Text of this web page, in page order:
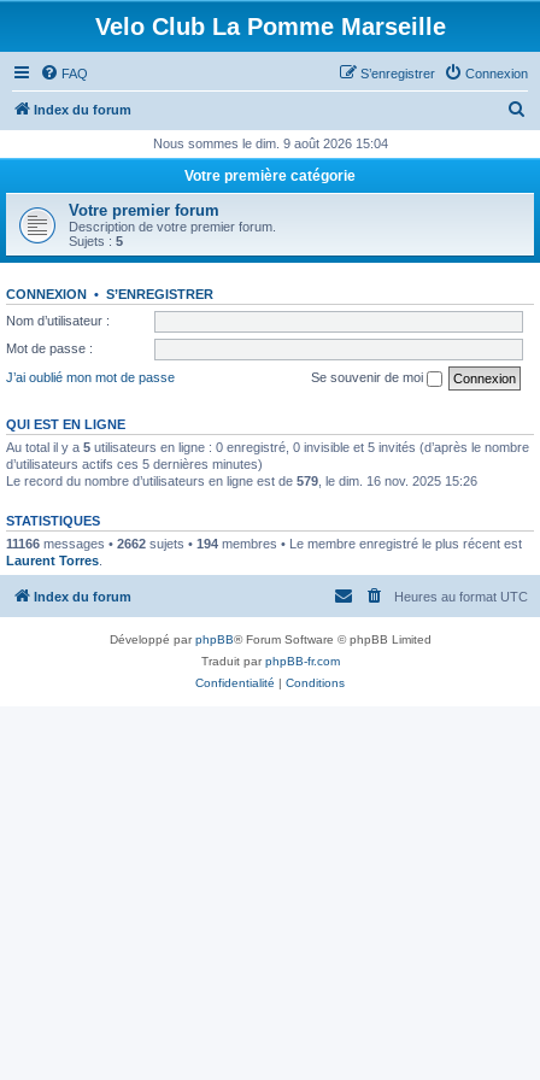
Velo Club La Pomme Marseille
FAQ Connexion
S’enregistrer
Index du forum
h
r
Nous sommes le dim. 9 août 2026 15:04
Votre première catégorie
Votre premier forum
Description de votre premier forum.
Sujets : 5
CONNEXION • S’ENREGISTRER
Nom d’utilisateur :
Mot de passe :
J’ai oublié mon mot de passe
Se souvenir de moi
QUI EST EN LIGNE
Au total il y a 5 utilisateurs en ligne : 0 enregistré, 0 invisible et 5 invités (d’après le nombre
d’utilisateurs actifs ces 5 dernières minutes)
Le record du nombre d’utilisateurs en ligne est de 579 , le dim. 16 nov. 2025 15:26
STATISTIQUES
11166 messages • 2662 sujets • 194 membres • Le membre enregistré le plus récent est
Laurent Torres
Index du forum Heures au format UTC
Développé parphpBB® Forum Software © phpBB Limited
Traduit parphpBB-fr.com
Confidentialité | Conditions